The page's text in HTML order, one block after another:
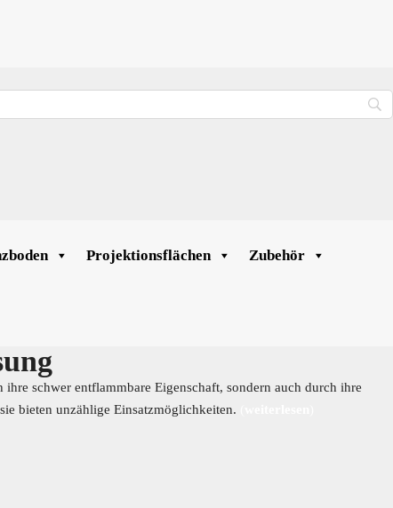
Projektionsflächen Zubehör
schwer entflammbare Eigenschaft, sondern auch durch ihre
bieten unzählige Einsatzmöglichkeiten.